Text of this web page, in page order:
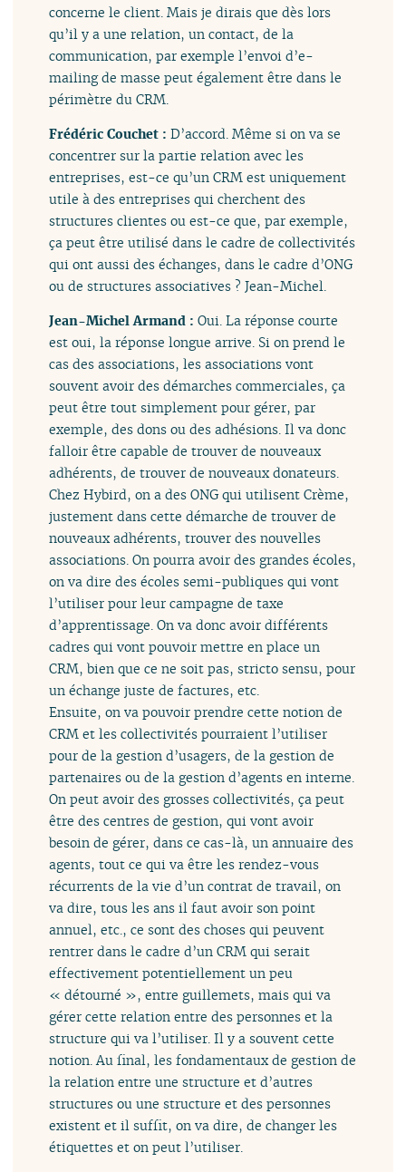
concerne le client. Mais je dirais que dès lors
qu’il y a une relation, un contact, de la
communication, par exemple l’envoi d’e-
mailing de masse peut également être dans le
périmètre du CRM.
Frédéric Couchet :D’accord. Même si on va se
concentrer sur la partie relation avec les
entreprises, est-ce qu’un CRM est uniquement
utile à des entreprises qui cherchent des
structures clientes ou est-ce que, par exemple,
ça peut être utilisé dans le cadre de collectivités
qui ont aussi des échanges, dans le cadre d’ONG
ou de structures associatives ? Jean-Michel.
Jean-Michel Armand :Oui. La réponse courte
est oui, la réponse longue arrive. Si on prend le
cas des associations, les associations vont
souvent avoir des démarches commerciales, ça
peut être tout simplement pour gérer, par
exemple, des dons ou des adhésions. Il va donc
falloir être capable de trouver de nouveaux
adhérents, de trouver de nouveaux donateurs.
Chez Hybird, on a des ONG qui utilisent Crème,
justement dans cette démarche de trouver de
nouveaux adhérents, trouver des nouvelles
associations. On pourra avoir des grandes écoles,
on va dire des écoles semi-publiques qui vont
l’utiliser pour leur campagne de taxe
d’apprentissage. On va donc avoir différents
cadres qui vont pouvoir mettre en place un
CRM, bien que ce ne soit pas, stricto sensu, pour
un échange juste de factures, etc.
Ensuite, on va pouvoir prendre cette notion de
CRM et les collectivités pourraient l’utiliser
pour de la gestion d’usagers, de la gestion de
partenaires ou de la gestion d’agents en interne.
On peut avoir des grosses collectivités, ça peut
être des centres de gestion, qui vont avoir
besoin de gérer, dans ce cas-là, un annuaire des
agents, tout ce qui va être les rendez-vous
récurrents de la vie d’un contrat de travail, on
va dire, tous les ans il faut avoir son point
annuel, etc., ce sont des choses qui peuvent
rentrer dans le cadre d’un CRM qui serait
effectivement potentiellement un peu
« détourné », entre guillemets, mais qui va
gérer cette relation entre des personnes et la
structure qui va l’utiliser. Il y a souvent cette
notion. Au final, les fondamentaux de gestion de
la relation entre une structure et d’autres
structures ou une structure et des personnes
existent et il suffit, on va dire, de changer les
étiquettes et on peut l’utiliser.